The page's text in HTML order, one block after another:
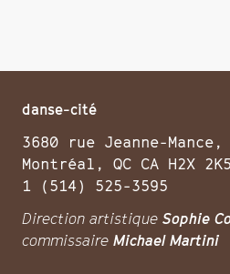
danse-cité
3680 rue Jeanne-
Montréal, QC CA H2X 2K5
1 (514) 525-3595
Direction artistique Sophie
commissaire Michael Martini